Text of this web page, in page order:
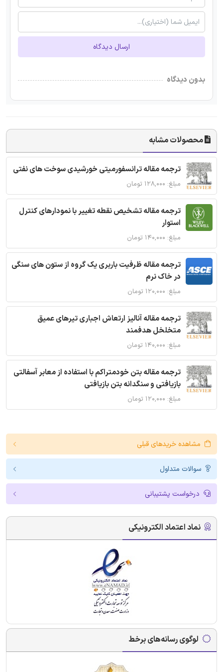
ارسال دیدگاه
بدون دیدگاه
محصولات مشابه
ترجمه مقاله ترانسفورمیتی خورشیدی سوخت های نفتی
مبلغ: ۱۲۸,۰۰۰ تومان
ترجمه مقاله تشخیص نقطه تغییر با نمودارهای کنترل
استوار
مبلغ: ۱۴۰,۰۰۰ تومان
ترجمه مقاله ظرفیت باربری یک گروه از ستون های سنگی
در خاک نرم
مبلغ: ۱۲۰,۰۰۰ تومان
ترجمه مقاله آنالیز ارتعاش اجباری تیرهای عمیق
متخلخل هدفمند
مبلغ: ۱۴۰,۰۰۰ تومان
ترجمه مقاله بتن خودمتراکم با استفاده از معابر آسفالتی
بازیافتی و سنگدانه بتن بازیافتی
مبلغ: ۱۲۰,۰۰۰ تومان
مشاهده خریدهای قبلی
سوالات متداول
درخواست پشتیبانی
نماد اعتماد الکترونیکی
لوگوی رسانه‌های برخط